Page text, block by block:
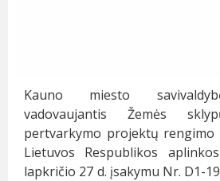
Kauno miesto
vadovaujantis Žemės
pertvarkymo projektų
Lietuvos Respublikos
lapkričio 27 d. įsakymu Nr. D1-